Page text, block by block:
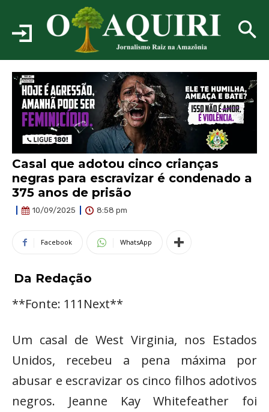
Casal que adotou cinco crianças
negras para escravizar é condenado a
375 anos de prisão
10/09/2025 8:58 pm
Facebook WhatsApp
Da Redação
**Fonte: 111Next**
Um casal de West Virginia, nos Estados
Unidos, recebeu a pena máxima por
abusar e escravizar os cinco filhos adotivos
negros. Jeanne Kay Whitefeather foi